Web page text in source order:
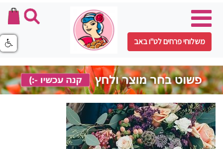
משלוחי פרחים לט"ו באב